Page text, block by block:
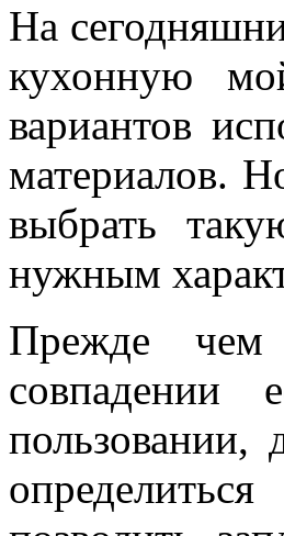
На
кухонную
вариантов
материалов.
выбрать
нужным
Прежде чем
пользовании,